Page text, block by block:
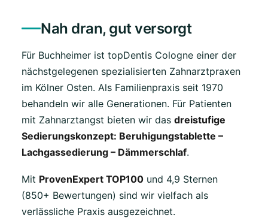
Nah dran, gut versorgt
Für Buchheimer ist topDentis Cologne einer der
nächstgelegenen spezialisierten Zahnarztpraxen
im Kölner Osten. Als Familienpraxis seit 1970
behandeln wir alle Generationen. Für Patienten
mit Zahnarztangst bieten wir das dreistufige
Sedierungskonzept: Beruhigungstablette –
Lachgassedierung – Dämmerschlaf.
Mit ProvenExpert TOP100 und 4,9 Sternen
(850+ Bewertungen) sind wir vielfach als
verlässliche Praxis ausgezeichnet.